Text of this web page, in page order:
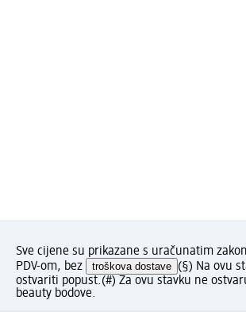
Sve cijene su prikazane s uračunatim
PDV-om, bez
troškova dostave (§) Na ovu
ostvariti popust.(#) Za ovu stavku ne
beauty bodove.